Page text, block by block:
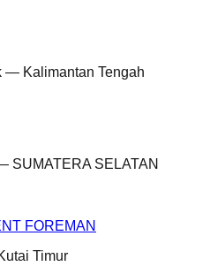
— Kalimantan Tengah
SUMATERA SELATAN
FOREMAN
Timur